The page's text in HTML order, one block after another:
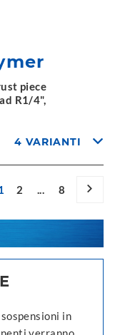
piece
R1/4",
4 VARIANTI
2 ... 8
in